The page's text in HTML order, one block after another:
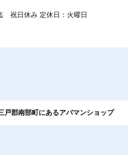
祝日休み 定休日：火曜日
戸郡南部町にあるアパマンショップ